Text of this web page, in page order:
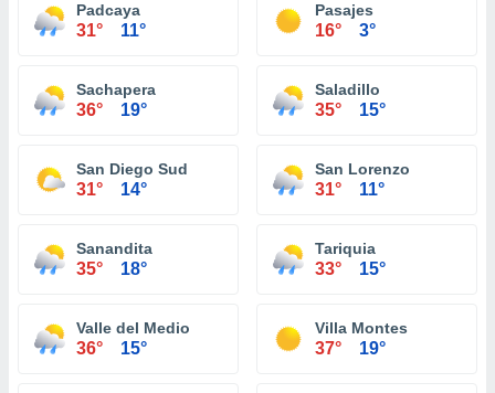
Padcaya
31° 11°
Pasajes
16° 3°
Sachapera
36° 19°
Saladillo
35° 15°
San Diego Sud
31° 14°
San Lorenzo
31° 11°
Sanandita
35° 18°
Tariquia
33° 15°
Valle del Medio
36° 15°
Villa Montes
37° 19°